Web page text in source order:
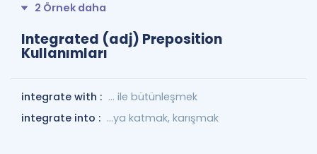
2 Örnek daha
Integrated (adj) Preposition
Kullanımları
integrate with : ... ile bütünleşmek
integrate into : ...ya katmak, karışmak